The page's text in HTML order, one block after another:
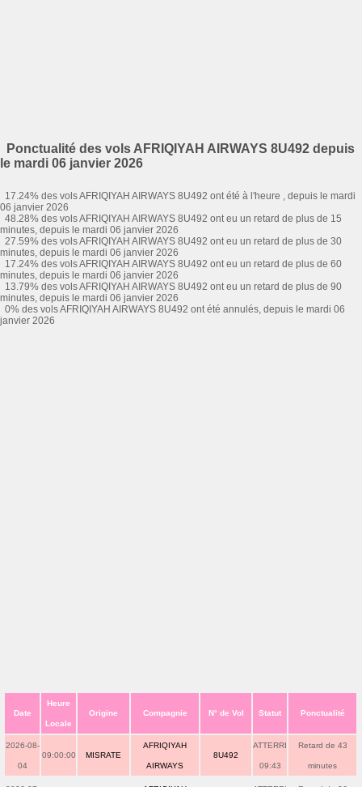
Ponctualité des vols AFRIQIYAH AIRWAYS 8U492 depuis
le mardi 06 janvier 2026
17.24% des vols AFRIQIYAH AIRWAYS 8U492 ont été à l'heure , depuis le mardi
06 janvier 2026
48.28% des vols AFRIQIYAH AIRWAYS 8U492 ont eu un retard de plus de 15
minutes, depuis le mardi 06 janvier 2026
27.59% des vols AFRIQIYAH AIRWAYS 8U492 ont eu un retard de plus de 30
minutes, depuis le mardi 06 janvier 2026
17.24% des vols AFRIQIYAH AIRWAYS 8U492 ont eu un retard de plus de 60
minutes, depuis le mardi 06 janvier 2026
13.79% des vols AFRIQIYAH AIRWAYS 8U492 ont eu un retard de plus de 90
minutes, depuis le mardi 06 janvier 2026
0% des vols AFRIQIYAH AIRWAYS 8U492 ont été annulés, depuis le mardi 06
janvier 2026
Date
Heure
Locale
Origine Compagnie N° de Vol Statut Ponctualité
2026-08-
04
09:00:00 MISRATE
AFRIQIYAH
AIRWAYS
8U492
ATTERRI
09:43
Retard de 43
minutes